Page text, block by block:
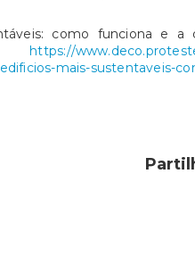
como funciona e a
https://
mais-sustentaveis-